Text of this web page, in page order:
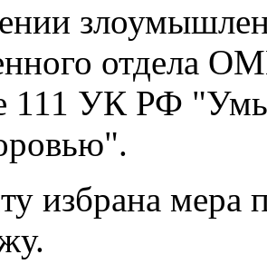
отдела
111 УК РФ
избрана мера